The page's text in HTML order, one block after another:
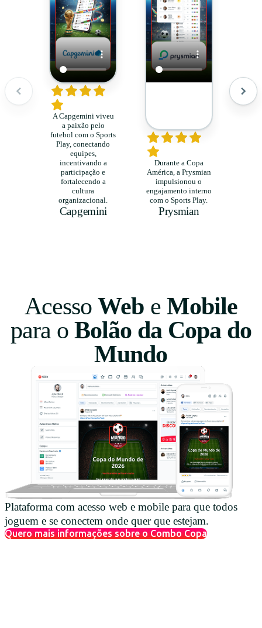
A Capgemini viveu
a paixão pelo
futebol com o Sports
Play, conectando
equipes,
incentivando a
participação e
fortalecendo a
cultura
organizacional.
Capgemini
Durante a Copa
América, a Prysmian
impulsionou o
engajamento interno
com o Sports Play.
Prysmian
AcessoWeb e Mobile
para o Bolão da Copa do
Mundo
Plataforma com acesso web e mobile para que todos
joguem e se conectem onde quer que estejam.
Quero mais informações sobre o Combo Copa